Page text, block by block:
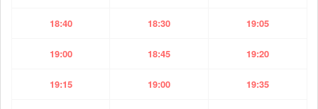
18:40 18:30 19:05
19:00 18:45 19:20
19:15 19:00 19:35